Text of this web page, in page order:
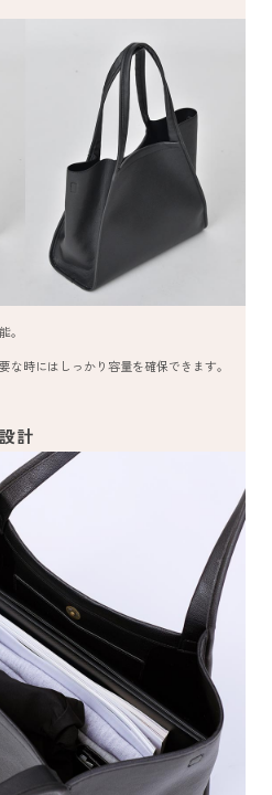
。
な時にはしっかり容量を確保できます。
計